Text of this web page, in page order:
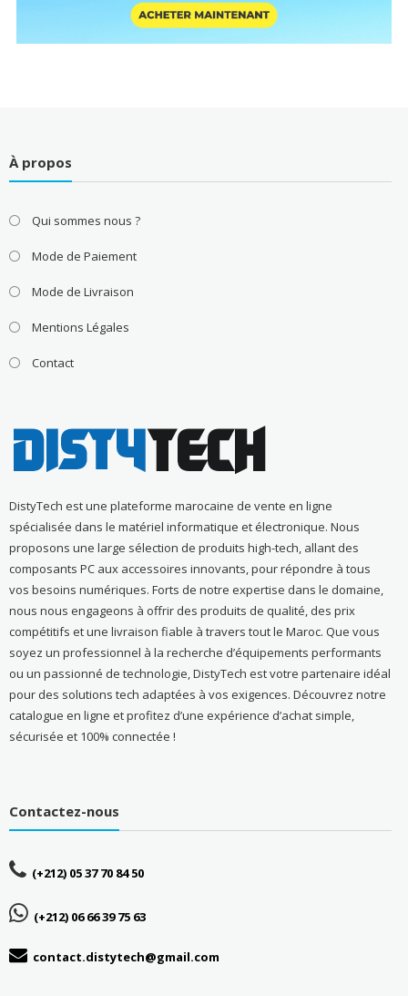
À propos
Qui sommes nous ?
Mode de Paiement
Mode de Livraison
Mentions Légales
Contact
DistyTech est une plateforme marocaine de vente en ligne
spécialisée dans le matériel informatique et électronique. Nous
proposons une large sélection de produits high-tech, allant des
composants PC aux accessoires innovants, pour répondre à tous
vos besoins numériques. Forts de notre expertise dans le domaine,
nous nous engageons à offrir des produits de qualité, des prix
compétitifs et une livraison fiable à travers tout le Maroc. Que vous
soyez un professionnel à la recherche d’équipements performants
ou un passionné de technologie, DistyTech est votre partenaire idéal
pour des solutions tech adaptées à vos exigences. Découvrez notre
catalogue en ligne et profitez d’une expérience d’achat simple,
sécurisée et 100% connectée !
Contactez-nous
(+212) 05 37 70 84 50
(+212) 06 66 39 75 63
contact.distytech@gmail.com